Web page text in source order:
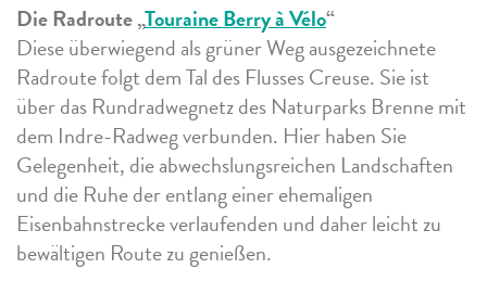
Die Radroute „Touraine Berry à Vélo“
Diese überwiegend als grüner Weg ausgezeichnete
Radroute folgt dem Tal des Flusses Creuse. Sie ist
über das Rundradwegnetz des Naturparks Brenne mit
dem Indre-Radweg verbunden. Hier haben Sie
Gelegenheit, die abwechslungsreichen Landschaften
und die Ruhe der entlang einer ehemaligen
Eisenbahnstrecke verlaufenden und daher leicht zu
bewältigen Route zu genießen.